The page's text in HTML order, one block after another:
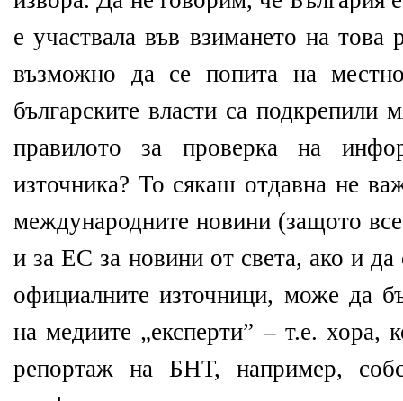
е участвала във взимането на
възможно да се попита на
българските власти са подкрепили
правилото за проверка на
източника? То сякаш отдавна не
международните новини (защото
и за ЕС за новини от света, ако и
официалните източници, може да
на медиите „експерти” – т.е. хора,
репортаж на БНТ, например,